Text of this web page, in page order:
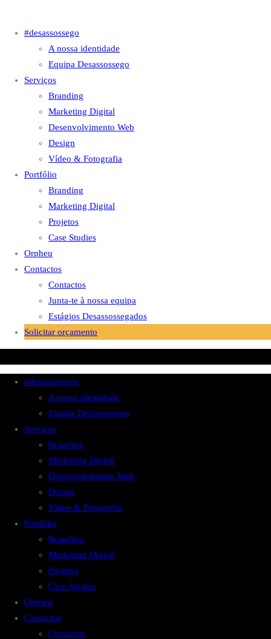
#desassossego
A nossa identidade
Equipa Desassossego
Serviços
Branding
Marketing Digital
Desenvolvimento Web
Design
Vídeo & Fotografia
Portfólio
Branding
Marketing Digital
Projetos
Case Studies
Orpheu
Contactos
Contactos
Junta-te à nossa equipa
Estágios Desassossegados
Solicitar orçamento
#desassossego
A nossa identidade
Equipa Desassossego
Serviços
Branding
Marketing Digital
Desenvolvimento Web
Design
Vídeo & Fotografia
Portfólio
Branding
Marketing Digital
Projetos
Case Studies
Orpheu
Contactos
Contactos